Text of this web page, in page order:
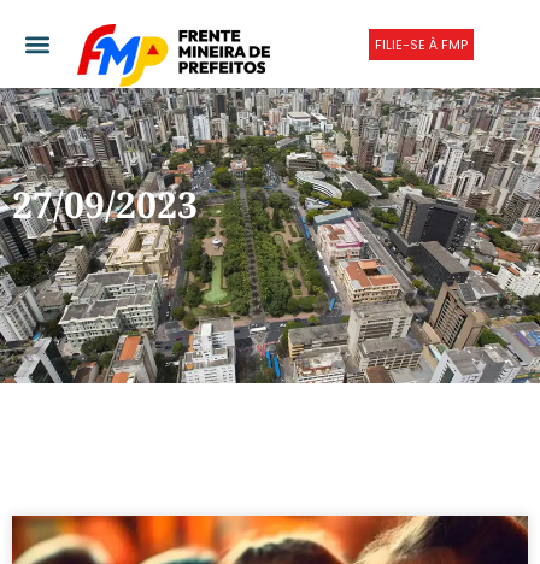
FILIE-SE À FMP
27/09/2023